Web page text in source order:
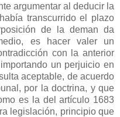
argumentar al deducir la
transcurrido el plazo
de la deman da
es hacer valer un
con la anterior
un perjuicio en
aceptable, de acuerdo
por la doctrina, y que
es la del artículo 1683
legislación, principio que